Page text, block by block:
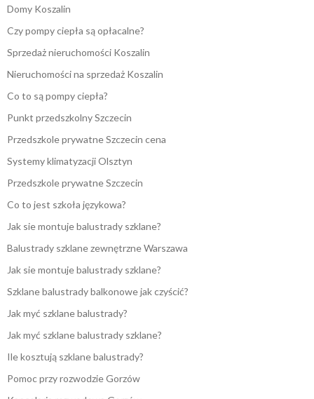
Domy Koszalin
Czy pompy ciepła są opłacalne?
Sprzedaż nieruchomości Koszalin
Nieruchomości na sprzedaż Koszalin
Co to są pompy ciepła?
Punkt przedszkolny Szczecin
Przedszkole prywatne Szczecin cena
Systemy klimatyzacji Olsztyn
Przedszkole prywatne Szczecin
Co to jest szkoła językowa?
Jak sie montuje balustrady szklane?
Balustrady szklane zewnętrzne Warszawa
Jak sie montuje balustrady szklane?
Szklane balustrady balkonowe jak czyścić?
Jak myć szklane balustrady?
Jak myć szklane balustrady szklane?
Ile kosztują szklane balustrady?
Pomoc przy rozwodzie Gorzów